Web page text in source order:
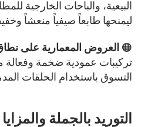
البيعية، والباحات الخارجية
ليمنحها طابعاً صيفياً منعشاً
🟠 العروض المعمارية على
تركيبات عمودية ضخمة وفعالة
التسوق باستخدام الحلقات
التوريد بالجملة